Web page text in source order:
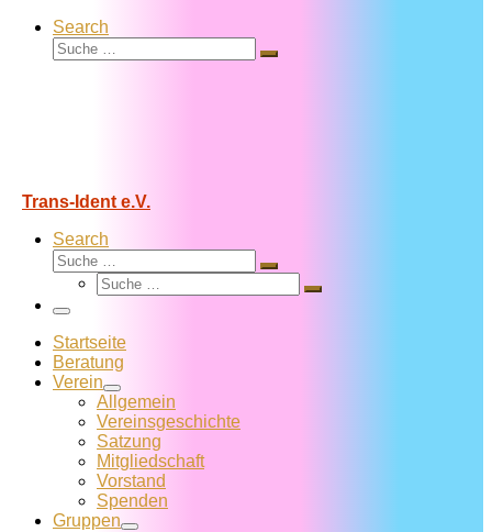
Search
Suche
Suche
Trans-Ident e.V.
Search
Suche
Suche
Suche
Suche
Menü
Startseite
Beratung
Verein
Allgemein
Vereins­geschichte
Satzung
Mitglied­schaft
Vorstand
Spenden
Gruppen